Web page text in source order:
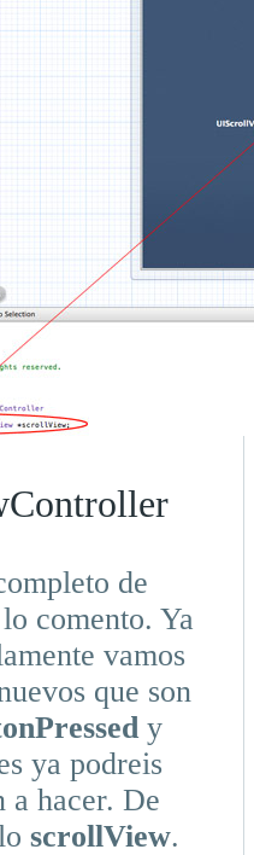
de
comento. Ya
vamos
que son
y
ya podreis
a hacer. De
scrollView.